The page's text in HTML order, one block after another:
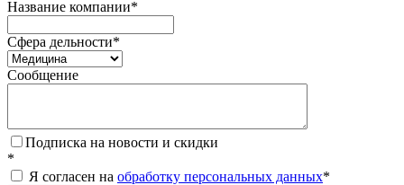
Название компании*
Сфера дельности*
Сообщение
Подписка на новости и скидки
*
Я согласен на обработку персональных данных*